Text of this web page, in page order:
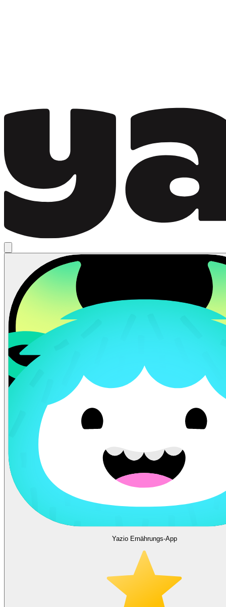
Yazio Ernährungs-App